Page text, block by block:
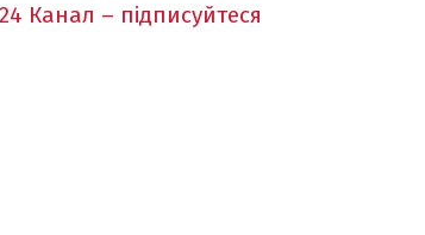
Канал – підписуйтеся